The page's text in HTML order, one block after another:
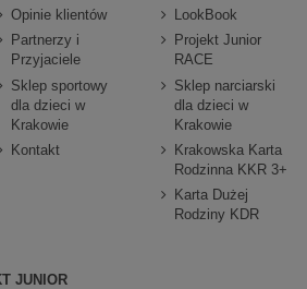
Opinie klientów
Partnerzy i
Przyjaciele
Sklep sportowy
dla dzieci w
Krakowie
Kontakt
LookBook
Projekt Junior
RACE
Sklep narciarski
dla dzieci w
Krakowie
Krakowska Karta
Rodzinna KKR 3+
Karta Dużej
Rodziny KDR
JUNIOR